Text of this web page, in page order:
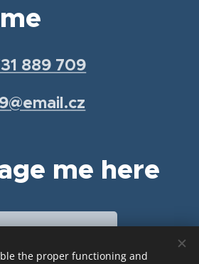
889 709
me here
the proper functioning and